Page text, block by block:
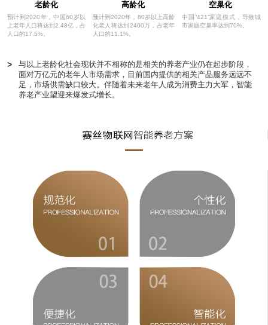
老龄化
预计到2020年，中国60岁以
上老年人口将达到2.48亿，占
人口的17.5%。
高龄化
预计到2020年，80岁以上高龄
化老人将达到2400万，占老年
人口的11.1%。
空巢化
中国“421”家庭模式，导致城
市家庭空巢率达到70%。
>
与以上老龄化社会现状并不相称的是相关的养老产业仍在起步阶段，
面对万亿元的老年人市场需求，目前国内提供的相关产品服务远远不
足，市场供需缺口较大。伴随着未来老年人成为消费主力大军，智能
养老产业望迎来爆发式增长。